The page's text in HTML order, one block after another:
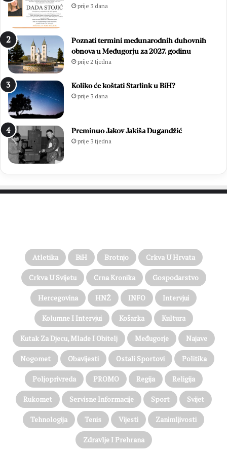
prije 3 dana
Poznati termini međunarodnih duhovnih
obnova u Međugorju za 2027. godinu
prije 2 tjedna
Koliko će koštati Starlink u BiH?
prije 3 dana
Preminuo Jakov Jakiša Dugandžić
prije 3 tjedna
Atletika BiH Brotnjo Crkva U Hrvata
Crkva U Svijetu Crna Kronika Gospodarstvo
Hercegovina HNŽ INFO Intervjui
Kolumne I Intervjui Košarka Kultura
Kutak Za Djecu, Mlade I Obitelj Međugorje Najave
Nogomet Obavijesti Ostali Sportovi Politika
Poljoprivreda PROMO Regija Religija
Rukomet Servisne Informacije Sport Svijet
Tehnologija Tenis Vijesti Zanimljivosti
Zdravlje I Prehrana